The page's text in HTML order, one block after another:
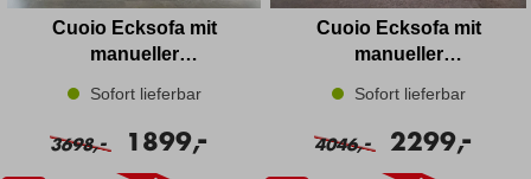
Cuoio Ecksofa mit
manueller
Sofort lieferbar
3698,- 1899,
-
Cuoio Ecksofa mit
manueller
Leder
Sofort lieferbar
4046,- 2299,
-